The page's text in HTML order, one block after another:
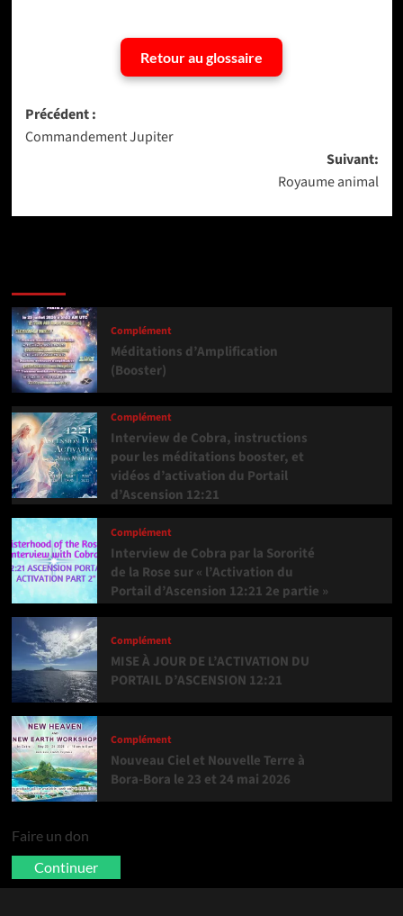
Retour au glossaire
Navigation
d’article
Précédent :
Commandement Jupiter
Suivant:
Royaume animal
Complément
Méditations d’Amplification
(Booster)
Complément
Interview de Cobra, instructions
pour les méditations booster, et
vidéos d’activation du Portail
d’Ascension 12:21
Complément
Interview de Cobra par la Sororité
de la Rose sur « l’Activation du
Portail d’Ascension 12:21 2e partie »
Complément
MISE À JOUR DE L’ACTIVATION DU
PORTAIL D’ASCENSION 12:21
Complément
Nouveau Ciel et Nouvelle Terre à
Bora-Bora le 23 et 24 mai 2026
Faire un don
Continuer